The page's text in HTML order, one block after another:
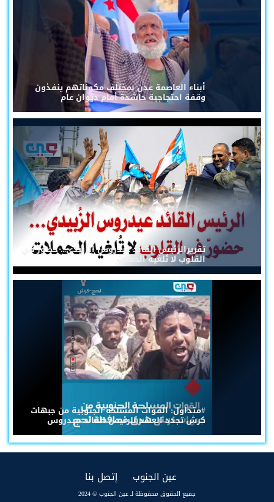
أبناء العاصمة عدن بمختلف مكوناتهم ينفذون
وقفة احتجاجية حاشدة أمام ديوان عام
تقريرالرئيس القائد عيدروس الزُبيدي... حضورٌ في
القلوب لا تُلغيه الحملات
#متداول: القوات المسلحة الجنوبية من جبهات
كرش تجدد العهد للرئيس القائد عيدروس
عين الجنوب إتصل بنا
جميع الحقوق محفوظة لـ عين الجنوب © 2024